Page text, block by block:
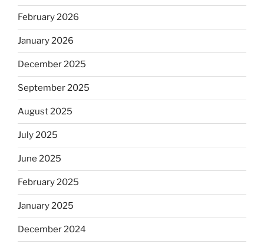
February 2026
January 2026
December 2025
September 2025
August 2025
July 2025
June 2025
February 2025
January 2025
December 2024